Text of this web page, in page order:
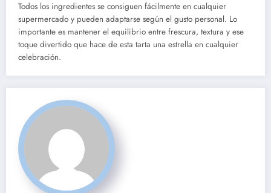
Todos los ingredientes se consiguen fácilmente en cualquier
supermercado y pueden adaptarse según el gusto personal. Lo
importante es mantener el equilibrio entre frescura, textura y ese
toque divertido que hace de esta tarta una estrella en cualquier
celebración.